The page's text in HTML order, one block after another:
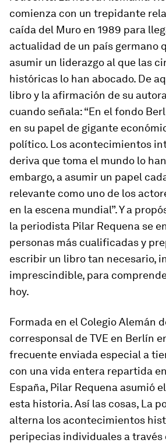
comienza con un trepidante
caída del Muro en 1989 para
actualidad de un país germano
asumir un liderazgo al que las
históricas lo han abocado. De
libro y la afirmación de su
cuando señala: “En el fondo
en su papel de gigante
político. Los acontecimientos
deriva que toma el mundo lo
embargo, a asumir un papel
relevante como uno de los
en la escena mundial”. Y a
la periodista Pilar Requena se
personas más cualificadas y
escribir un libro tan necesario,
imprescindible, para
hoy.
Formada en el Colegio Alemán
corresponsal de TVE en Berlín
frecuente enviada especial a
con una vida entera repartida
España, Pilar Requena asumió
esta historia. Así las cosas, La
alterna los acontecimientos
peripecias individuales a